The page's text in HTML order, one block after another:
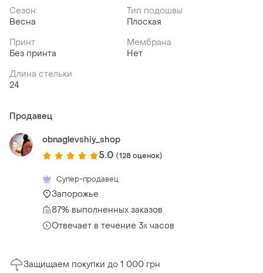
Сезон
Весна
Тип подошвы
Плоская
Принт
Без принта
Мембрана
Нет
Длина стельки
24
Продавец
obnaglevshiy_shop
5.0 (128 оценок)
Супер-продавец
Запорожье
87% выполненных заказов
Отвечает в течение 3х часов
Защищаем покупки до 1 000 грн